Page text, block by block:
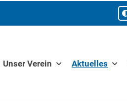
Unser Verein Aktuelles